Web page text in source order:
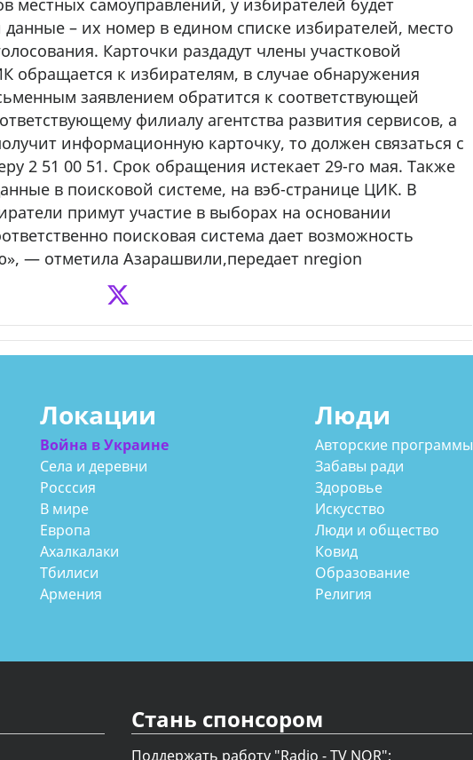
– их номер в едином списке избирателей, место
Карточки раздадут члены участковой
обращается к избирателям, в случае обнаружения
заявлением обратится к соответствующей
филиалу агентства развития сервисов, а
информационную карточку, то должен связаться с
2 51 00 51. Срок обращения истекает 29-го мая. Также
в поисковой системе, на вэб-странице ЦИК. В
примут участие в выборах на основании
поисковая система дает возможность
— отметила Азарашвили,передает nregion
Локации
Война в Украине
Села и деревни
Росссия
В мире
Европа
Ахалкалаки
Тбилиси
Армения
Люди
Авторские программы
Забавы ради
Здоровье
Искусство
Люди и общество
Ковид
Образование
Религия
Стань спонсором
Поддержать работу "Radio - TV NOR";